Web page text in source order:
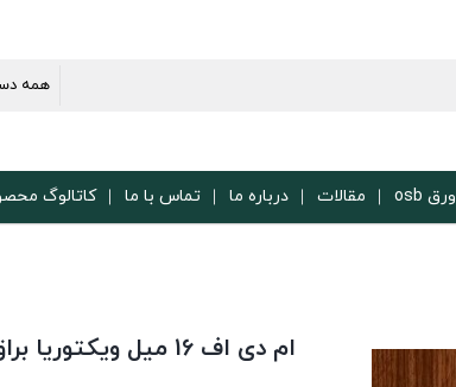
ورق osb مقالات درباره ما تماس با ما کاتالوگ
ام دی اف 16 میل ویکتوریا براق کد 3310